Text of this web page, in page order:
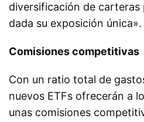
diversificación de carteras
dada su exposición única».
Comisiones competitivas
Con un ratio total de
nuevos ETFs ofrecerán a
unas comisiones